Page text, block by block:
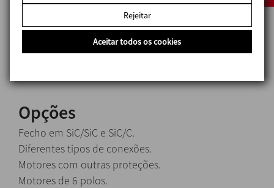
Conexiones: DIN 11851
CLAMP
(outras conexões disponíveis sob pedido)
Opções
Fecho em SiC/SiC e SiC/C.
Diferentes tipos de conexões.
Motores com outras proteções.
Motores de 6 polos.
Rejeitar
Aceitar todos os cookies